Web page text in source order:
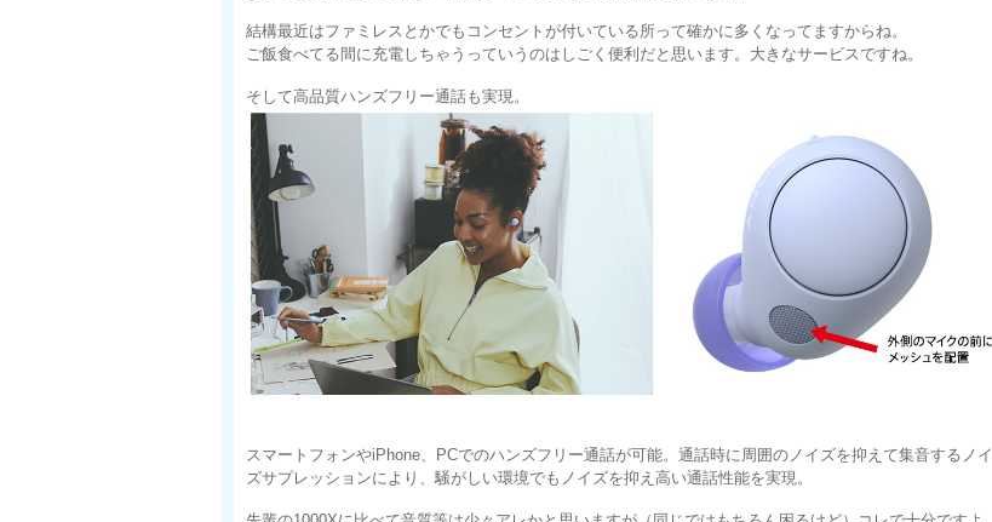
結構最近はファミレスとかでもコンセントが付いている所って確かに多くなってますからね。
ご飯食べてる間に充電しちゃうっていうのはしごく便利だと思います。大きなサービスですね。
そして高品質ハンズフリー通話も実現。
スマートフォンやiPhone、PCでのハンズフリー通話が可能。通話時に周囲のノイズを抑えて集音するノイ
ズサプレッションにより、騒がしい環境でもノイズを抑え高い通話性能を実現。